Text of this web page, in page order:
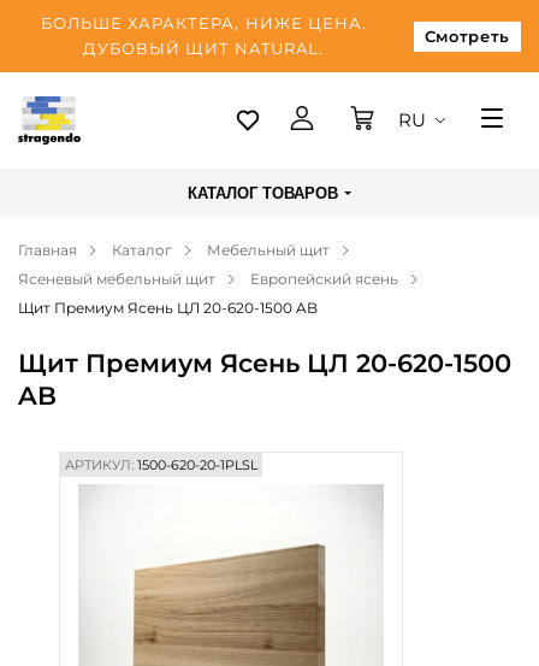
БОЛЬШЕ ХАРАКТЕРА, НИЖЕ ЦЕНА.
ДУБОВЫЙ ЩИТ NATURAL.
Смотреть
Таллинн
Оплата
О нас
Блог
Контакты
RU
КАТАЛОГ ТОВАРОВ
Главная Каталог
Мебельный щит
Ясеневый мебельный щит
Европейский ясень
Щит Премиум Ясень ЦЛ 20-620-1500 AB
Щит Премиум Ясень ЦЛ 20-620-1500
AB
АРТИКУЛ:1500-620-20-1PLSL